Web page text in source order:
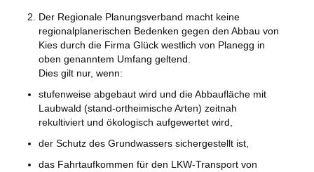
Der Regionale Planungsverband macht keine
regionalplanerischen Bedenken gegen den Abbau von
Kies durch die Firma Glück westlich von Planegg in
oben genanntem Umfang geltend.
Dies gilt nur, wenn:
stufenweise abgebaut wird und die Abbaufläche mit
Laubwald (stand-ortheimische Arten) zeitnah
rekultiviert und ökologisch aufgewertet wird,
der Schutz des Grundwassers sichergestellt ist,
das Fahrtaufkommen für den LKW-Transport von